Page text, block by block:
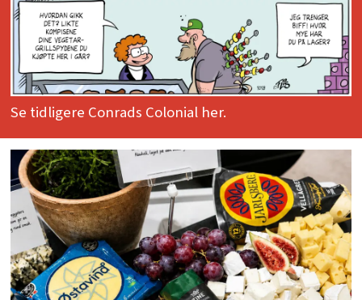
Se tidligere Conrads Colonial her.